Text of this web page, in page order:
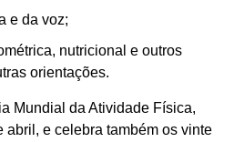
e da voz;
nutricional e outros
orientações.
Mundial da Atividade Física,
abril, e celebra também os vinte